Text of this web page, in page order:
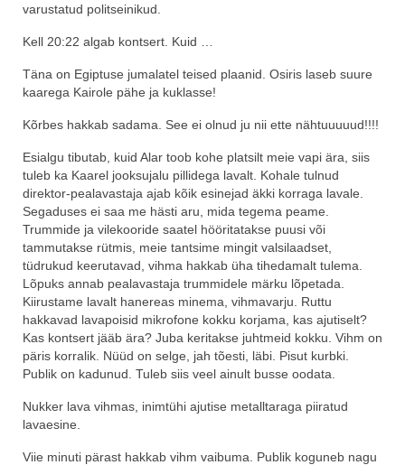
varustatud politseinikud.
Kell 20:22 algab kontsert. Kuid …
Täna on Egiptuse jumalatel teised plaanid. Osiris laseb suure
kaarega Kairole pähe ja kuklasse!
Kõrbes hakkab sadama. See ei olnud ju nii ette nähtuuuuud!!!!
Esialgu tibutab, kuid Alar toob kohe platsilt meie vapi ära, siis
tuleb ka Kaarel jooksujalu pillidega lavalt. Kohale tulnud
direktor-pealavastaja ajab kõik esinejad äkki korraga lavale.
Segaduses ei saa me hästi aru, mida tegema peame.
Trummide ja vilekooride saatel hööritatakse puusi või
tammutakse rütmis, meie tantsime mingit valsilaadset,
tüdrukud keerutavad, vihma hakkab üha tihedamalt tulema.
Lõpuks annab pealavastaja trummidele märku lõpetada.
Kiirustame lavalt hanereas minema, vihmavarju. Ruttu
hakkavad lavapoisid mikrofone kokku korjama, kas ajutiselt?
Kas kontsert jääb ära? Juba keritakse juhtmeid kokku. Vihm on
päris korralik. Nüüd on selge, jah tõesti, läbi. Pisut kurbki.
Publik on kadunud. Tuleb siis veel ainult busse oodata.
Nukker lava vihmas, inimtühi ajutise metalltaraga piiratud
lavaesine.
Viie minuti pärast hakkab vihm vaibuma. Publik koguneb nagu